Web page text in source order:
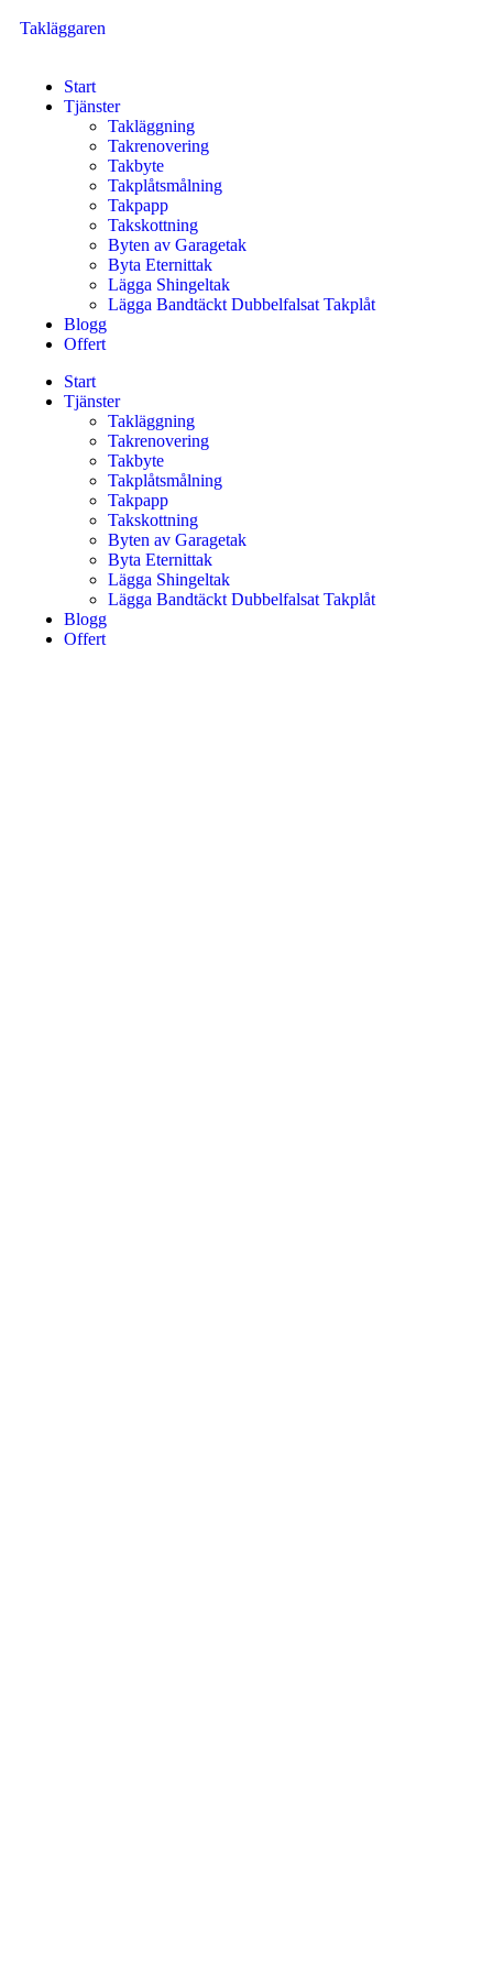
Takläggaren
Start
Tjänster
Takläggning
Takrenovering
Takbyte
Takplåtsmålning
Takpapp
Takskottning
Byten av Garagetak
Byta Eternittak
Lägga Shingeltak
Lägga Bandtäckt Dubbelfalsat Takplåt
Blogg
Offert
Start
Tjänster
Takläggning
Takrenovering
Takbyte
Takplåtsmålning
Takpapp
Takskottning
Byten av Garagetak
Byta Eternittak
Lägga Shingeltak
Lägga Bandtäckt Dubbelfalsat Takplåt
Blogg
Offert